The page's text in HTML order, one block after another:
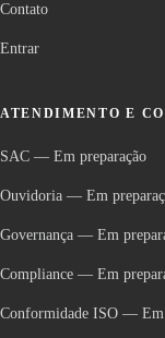
Contato
Entrar
ATENDIMENTO E
SAC — Em preparação
Ouvidoria — Em
Governança — Em
Compliance — Em
Conformidade ISO —